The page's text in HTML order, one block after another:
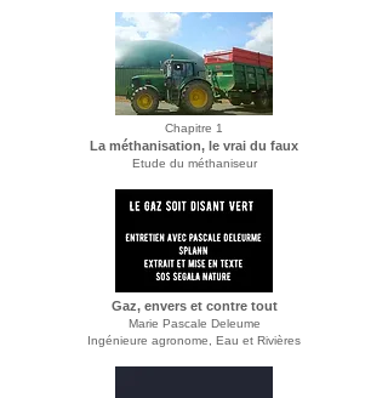
Chapitre 1
La méthanisation, le vrai du faux
Etude du méthaniseur
Gaz, envers et contre tout
Marie Pascale Deleume
Ingénieure agronome, Eau et Rivières